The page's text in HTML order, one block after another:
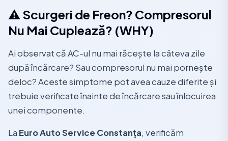
⚠️ Scurgeri de Freon? Compresorul
Nu Mai Cuplează? (WHY)
Ai observat că AC-ul nu mai răcește la câteva zile
după încărcare? Sau compresorul nu mai pornește
deloc? Aceste simptome pot avea cauze diferite și
trebuie verificate înainte de încărcare sau înlocuirea
unei componente.
La Euro Auto Service Constanța, verificăm